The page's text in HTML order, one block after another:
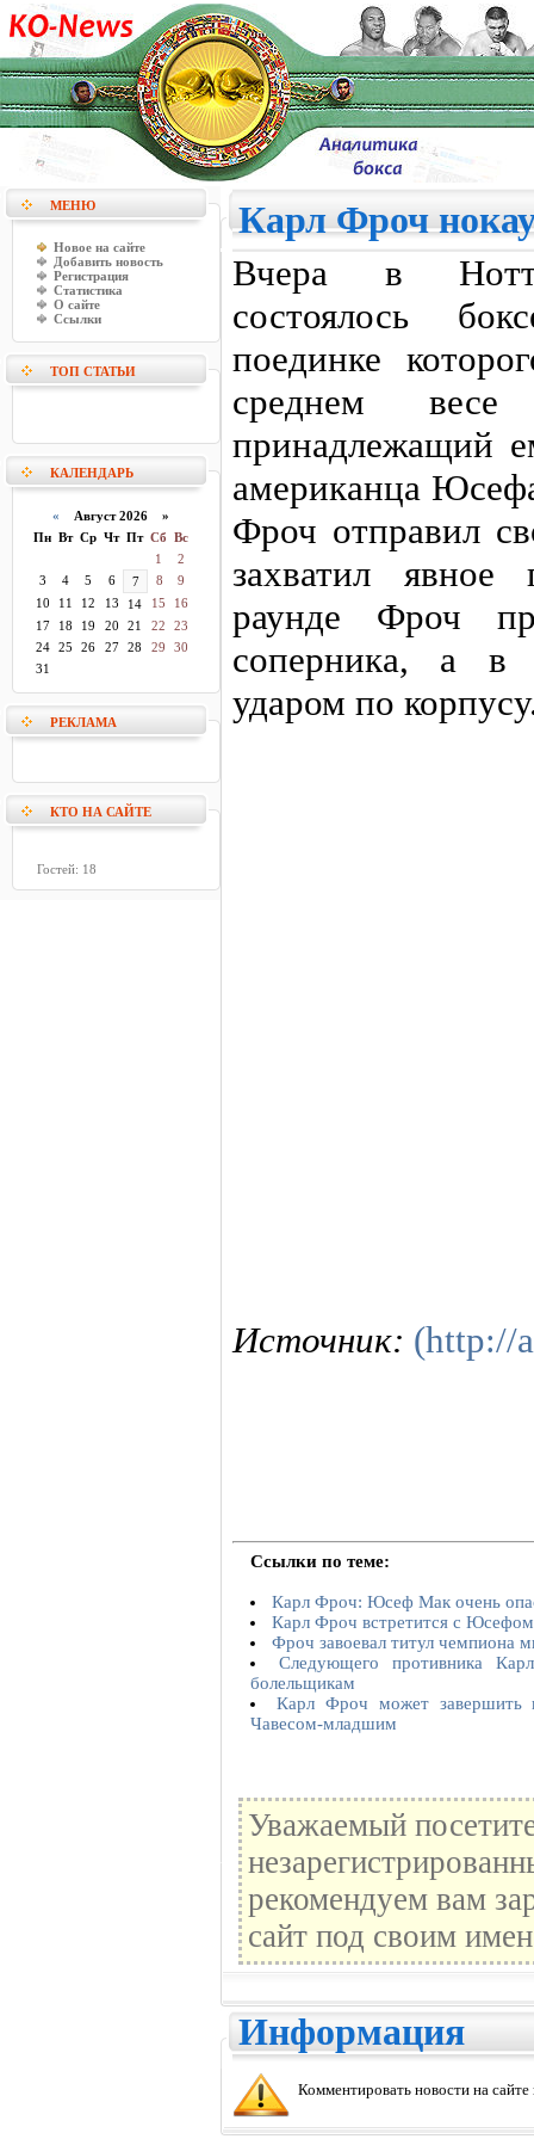
МЕНЮ
Новое на сайте
Добавить новость
Регистрация
Статистика
О сайте
Ссылки
ТОП СТАТЬИ
КАЛЕНДАРЬ
« Август 2026 »
Пн Вт Ср Чт Пт Сб Вс
1
2
3
4 5 6 7 8
9
10
11 12 13 14 15
16
17
18 19 20 21 22
23
24
25 26 27 28 29
30
31
РЕКЛАМА
КТО НА САЙТЕ
Гостей: 18
Карл Фроч
Вчера в
состоялось
поединке
среднем
принадлежащий
американца
Фроч отправил
захватил
раунде Фроч
соперника, а в
ударом по
Источник: (http://
Ссылки по теме:
Карл Фроч: Юсеф Мак очень
Карл Фроч встретится с
Фроч завоевал титул чемпиона
Следующего противника
болельщикам
Карл Фроч может завершить
Чавесом-младшим
Уважаемый
рекомендуем вам
сайт под своим
Информация
Комментировать новости на